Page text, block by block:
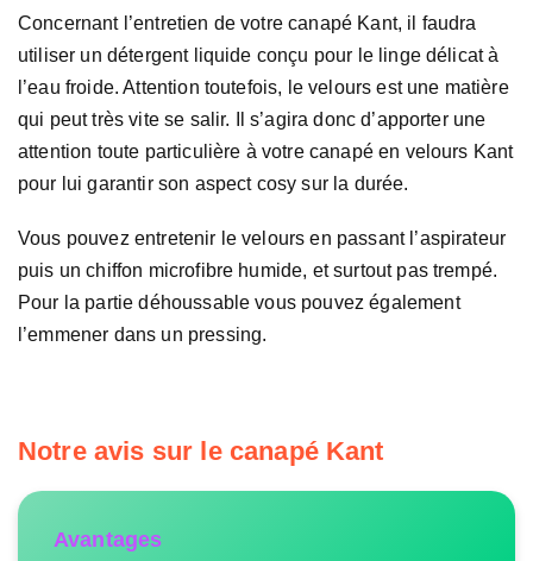
Concernant l’entretien de votre canapé Kant, il faudra
utiliser un détergent liquide conçu pour le linge délicat à
l’eau froide. Attention toutefois, le velours est une matière
qui peut très vite se salir. Il s’agira donc d’apporter une
attention toute particulière à votre canapé en velours Kant
pour lui garantir son aspect cosy sur la durée.
Vous pouvez entretenir le velours en passant l’aspirateur
puis un chiffon microfibre humide, et surtout pas trempé.
Pour la partie déhoussable vous pouvez également
l’emmener dans un pressing.
Notre avis sur le canapé Kant
Avantages